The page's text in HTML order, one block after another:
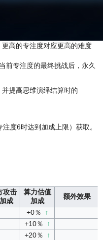
高的专注度对应更高的难度
前专注度的最终挑战后，永久
提高思维演绎结算时的
注度6时达到加成上限）获取。
攻击
成
算力估值
加成
额外效果
+0％
↑
+10％
↑
+20％
↑